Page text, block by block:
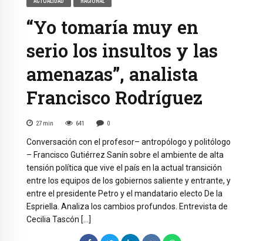
“Yo tomaría muy en
serio los insultos y las
amenazas”, analista
Francisco Rodríguez
27 min 641 0
Conversación con el profesor– antropólogo y politólogo
– Francisco Gutiérrez Sanín sobre el ambiente de alta
tensión política que vive el país en la actual transición
entre los equipos de los gobiernos saliente y entrante, y
entre el presidente Petro y el mandatario electo De la
Espriella. Analiza los cambios profundos. Entrevista de
Cecilia Tascón […]